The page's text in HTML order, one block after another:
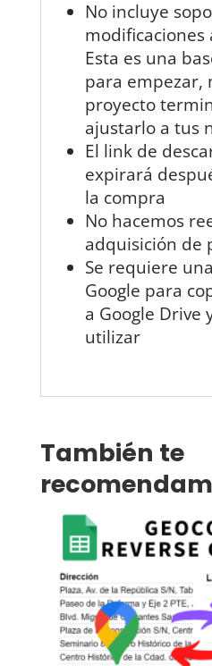
No incluye
modificaciones
Esta es una
para empezar,
proyecto
ajustarlo a tus
El link de
expirará
la compra
No hacemos
adquisición de
Se requiere
Google para
a Google Drive
utilizar
También te